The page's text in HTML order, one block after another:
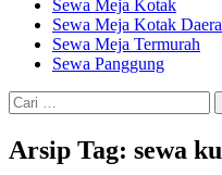
Sewa Meja Kotak
Sewa Meja Kotak
Sewa Meja Termurah
Sewa Panggung
Cari
untuk:
Arsip Tag: sewa